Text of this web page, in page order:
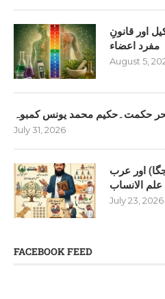
اور قانونِ
مفرد اعضاء
August 5,
حکمت۔حکیم محمد یونس کمبوہ
July 31, 2026
اور عرب
علم الانساب
July 23, 2026
FACEBOOK FEED